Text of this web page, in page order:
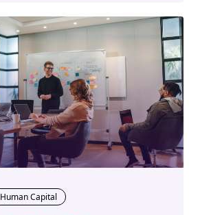
Human Capital